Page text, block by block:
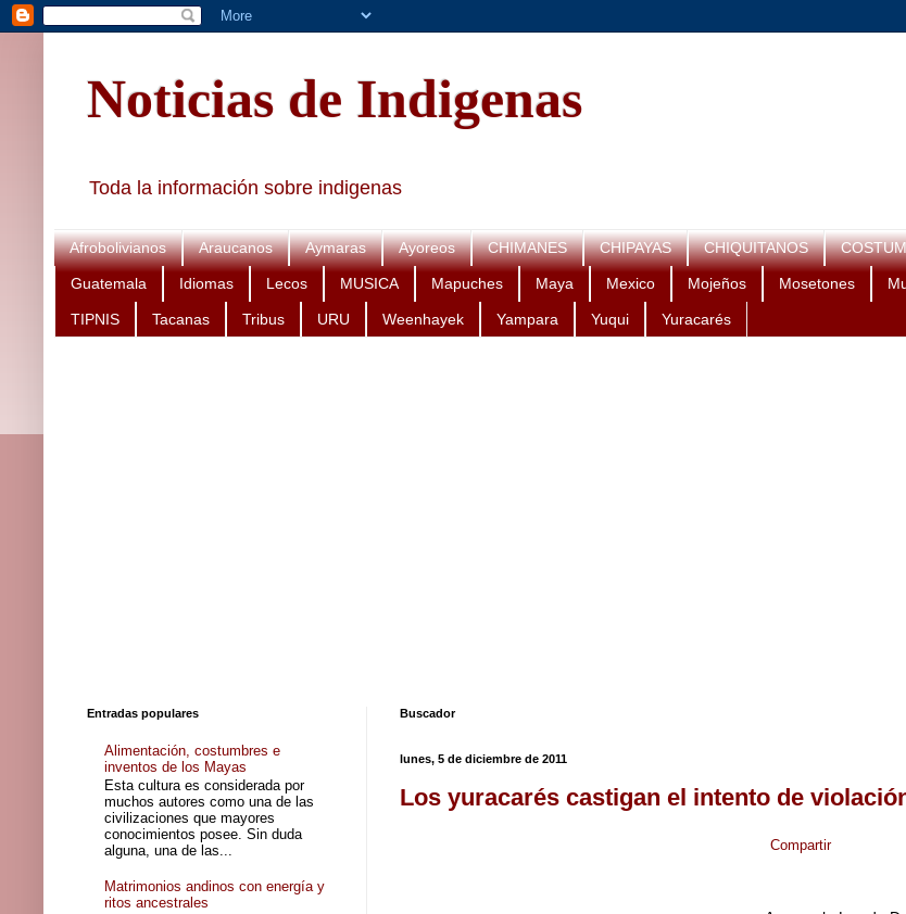
Noticias de Indigenas
Toda la información sobre indigenas
Afrobolivianos Araucanos Aymaras Ayoreos CHIMANES CHIPAYAS CHIQUITANOS
Guatemala Idiomas Lecos MUSICA Mapuches Maya Mexico Mojeños Mosetones
TIPNIS Tacanas Tribus URU Weenhayek Yampara Yuqui Yuracarés
Buscador
lunes, 5 de diciembre de 2011
Los yuracarés castigan el intento de
Compartir
Entradas populares
Alimentación, costumbres e
inventos de los Mayas
Esta cultura es considerada por
muchos autores como una de las
civilizaciones que mayores
conocimientos posee. Sin duda
alguna, una de las...
Matrimonios andinos con energía y
ritos ancestrales